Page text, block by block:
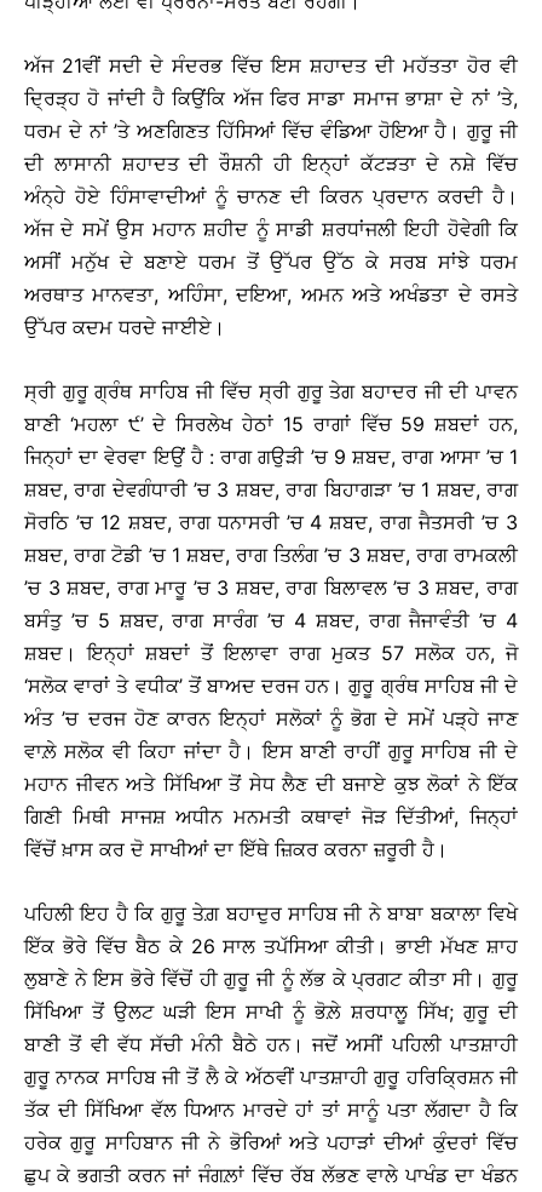
ਅੱਜ 21ਵੀਂ ਸਦੀ ਦੇ ਸੰਦਰਭ ਵਿੱਚ ਇਸ ਸ਼ਹਾਦਤ ਦੀ ਮਹੱਤਤਾ ਹੋਰ ਵੀ
ਦ੍ਰਿੜ੍ਹ ਹੋ ਜਾਂਦੀ ਹੈ ਕਿਉਂਕਿ ਅੱਜ ਫਿਰ ਸਾਡਾ ਸਮਾਜ ਭਾਸ਼ਾ ਦੇ ਨਾਂ ’ਤੇ,
ਧਰਮ ਦੇ ਨਾਂ ’ਤੇ ਅਣਗਿਣਤ ਹਿੱਸਿਆਂ ਵਿੱਚ ਵੰਡਿਆ ਹੋਇਆ ਹੈ। ਗੁਰੂ ਜੀ
ਦੀ ਲਾਸਾਨੀ ਸ਼ਹਾਦਤ ਦੀ ਰੌਸ਼ਨੀ ਹੀ ਇਨ੍ਹਾਂ ਕੱਟੜਤਾ ਦੇ ਨਸ਼ੇ ਵਿੱਚ
ਅੰਨ੍ਹੇ ਹੋਏ ਹਿੰਸਾਵਾਦੀਆਂ ਨੂੰ ਚਾਨਣ ਦੀ ਕਿਰਨ ਪ੍ਰਦਾਨ ਕਰਦੀ ਹੈ।
ਅੱਜ ਦੇ ਸਮੇਂ ਉਸ ਮਹਾਨ ਸ਼ਹੀਦ ਨੂੰ ਸਾਡੀ ਸ਼ਰਧਾਂਜਲੀ ਇਹੀ ਹੋਵੇਗੀ ਕਿ
ਅਸੀਂ ਮਨੁੱਖ ਦੇ ਬਣਾਏ ਧਰਮ ਤੋਂ ਉੱਪਰ ਉੱਠ ਕੇ ਸਰਬ ਸਾਂਝੇ ਧਰਮ
ਅਰਥਾਤ ਮਾਨਵਤਾ, ਅਹਿੰਸਾ, ਦਇਆ, ਅਮਨ ਅਤੇ ਅਖੰਡਤਾ ਦੇ ਰਸਤੇ
ਉੱਪਰ ਕਦਮ ਧਰਦੇ ਜਾਈਏ।
ਸ੍ਰੀ ਗੁਰੂ ਗ੍ਰੰਥ ਸਾਹਿਬ ਜੀ ਵਿੱਚ ਸ੍ਰੀ ਗੁਰੂ ਤੇਗ ਬਹਾਦਰ ਜੀ ਦੀ ਪਾਵਨ
ਬਾਣੀ ‘ਮਹਲਾ ੯’ ਦੇ ਸਿਰਲੇਖ ਹੇਠਾਂ 15 ਰਾਗਾਂ ਵਿੱਚ 59 ਸ਼ਬਦਾਂ ਹਨ,
ਜਿਨ੍ਹਾਂ ਦਾ ਵੇਰਵਾ ਇਉਂ ਹੈ : ਰਾਗ ਗਉੜੀ ’ਚ 9 ਸ਼ਬਦ, ਰਾਗ ਆਸਾ ’ਚ 1
ਸ਼ਬਦ, ਰਾਗ ਦੇਵਗੰਧਾਰੀ ’ਚ 3 ਸ਼ਬਦ, ਰਾਗ ਬਿਹਾਗੜਾ ’ਚ 1 ਸ਼ਬਦ, ਰਾਗ
ਸੋਰਠਿ ’ਚ 12 ਸ਼ਬਦ, ਰਾਗ ਧਨਾਸਰੀ ’ਚ 4 ਸ਼ਬਦ, ਰਾਗ ਜੈਤਸਰੀ ’ਚ 3
ਸ਼ਬਦ, ਰਾਗ ਟੋਡੀ ’ਚ 1 ਸ਼ਬਦ, ਰਾਗ ਤਿਲੰਗ ’ਚ 3 ਸ਼ਬਦ, ਰਾਗ ਰਾਮਕਲੀ
’ਚ 3 ਸ਼ਬਦ, ਰਾਗ ਮਾਰੂ ’ਚ 3 ਸ਼ਬਦ, ਰਾਗ ਬਿਲਾਵਲ ’ਚ 3 ਸ਼ਬਦ, ਰਾਗ
ਬਸੰਤੁ ’ਚ 5 ਸ਼ਬਦ, ਰਾਗ ਸਾਰੰਗ ’ਚ 4 ਸ਼ਬਦ, ਰਾਗ ਜੈਜਾਵੰਤੀ ’ਚ 4
ਸ਼ਬਦ। ਇਨ੍ਹਾਂ ਸ਼ਬਦਾਂ ਤੋਂ ਇਲਾਵਾ ਰਾਗ ਮੁਕਤ 57 ਸਲੋਕ ਹਨ, ਜੋ
‘ਸਲੋਕ ਵਾਰਾਂ ਤੇ ਵਧੀਕ’ ਤੋਂ ਬਾਅਦ ਦਰਜ ਹਨ। ਗੁਰੂ ਗ੍ਰੰਥ ਸਾਹਿਬ ਜੀ ਦੇ
ਅੰਤ ’ਚ ਦਰਜ ਹੋਣ ਕਾਰਨ ਇਨ੍ਹਾਂ ਸਲੋਕਾਂ ਨੂੰ ਭੋਗ ਦੇ ਸਮੇਂ ਪੜ੍ਹੇ ਜਾਣ
ਵਾਲ਼ੇ ਸਲੋਕ ਵੀ ਕਿਹਾ ਜਾਂਦਾ ਹੈ। ਇਸ ਬਾਣੀ ਰਾਹੀਂ ਗੁਰੂ ਸਾਹਿਬ ਜੀ ਦੇ
ਮਹਾਨ ਜੀਵਨ ਅਤੇ ਸਿੱਖਿਆ ਤੋਂ ਸੇਧ ਲੈਣ ਦੀ ਬਜਾਏ ਕੁਝ ਲੋਕਾਂ ਨੇ ਇੱਕ
ਗਿਣੀ ਮਿਥੀ ਸਾਜਸ਼ ਅਧੀਨ ਮਨਮਤੀ ਕਥਾਵਾਂ ਜੋੜ ਦਿੱਤੀਆਂ, ਜਿਨ੍ਹਾਂ
ਵਿੱਚੋਂ ਖ਼ਾਸ ਕਰ ਦੋ ਸਾਖੀਆਂ ਦਾ ਇੱਥੇ ਜ਼ਿਕਰ ਕਰਨਾ ਜ਼ਰੂਰੀ ਹੈ।
ਪਹਿਲੀ ਇਹ ਹੈ ਕਿ ਗੁਰੂ ਤੇਗ਼ ਬਹਾਦੁਰ ਸਾਹਿਬ ਜੀ ਨੇ ਬਾਬਾ ਬਕਾਲਾ ਵਿਖੇ
ਇੱਕ ਭੋਰੇ ਵਿੱਚ ਬੈਠ ਕੇ 26 ਸਾਲ ਤਪੱਸਿਆ ਕੀਤੀ। ਭਾਈ ਮੱਖਣ ਸ਼ਾਹ
ਲੁਬਾਣੇ ਨੇ ਇਸ ਭੋਰੇ ਵਿੱਚੋਂ ਹੀ ਗੁਰੂ ਜੀ ਨੂੰ ਲੱਭ ਕੇ ਪ੍ਰਗਟ ਕੀਤਾ ਸੀ। ਗੁਰੂ
ਸਿੱਖਿਆ ਤੋਂ ਉਲਟ ਘੜੀ ਇਸ ਸਾਖੀ ਨੂੰ ਭੋਲ਼ੇ ਸ਼ਰਧਾਲੂ ਸਿੱਖ; ਗੁਰੂ ਦੀ
ਬਾਣੀ ਤੋਂ ਵੀ ਵੱਧ ਸੱਚੀ ਮੰਨੀ ਬੈਠੇ ਹਨ। ਜਦੋਂ ਅਸੀਂ ਪਹਿਲੀ ਪਾਤਸ਼ਾਹੀ
ਗੁਰੂ ਨਾਨਕ ਸਾਹਿਬ ਜੀ ਤੋਂ ਲੈ ਕੇ ਅੱਠਵੀਂ ਪਾਤਸ਼ਾਹੀ ਗੁਰੂ ਹਰਿਕ੍ਰਿਸ਼ਨ ਜੀ
ਤੱਕ ਦੀ ਸਿੱਖਿਆ ਵੱਲ ਧਿਆਨ ਮਾਰਦੇ ਹਾਂ ਤਾਂ ਸਾਨੂੰ ਪਤਾ ਲੱਗਦਾ ਹੈ ਕਿ
ਹਰੇਕ ਗੁਰੂ ਸਾਹਿਬਾਨ ਜੀ ਨੇ ਭੋਰਿਆਂ ਅਤੇ ਪਹਾੜਾਂ ਦੀਆਂ ਕੁੰਦਰਾਂ ਵਿੱਚ
ਛੁਪ ਕੇ ਭਗਤੀ ਕਰਨ ਜਾਂ ਜੰਗਲ਼ਾਂ ਵਿੱਚ ਰੱਬ ਲੱਭਣ ਵਾਲੇ ਪਾਖੰਡ ਦਾ ਖੰਡਨ